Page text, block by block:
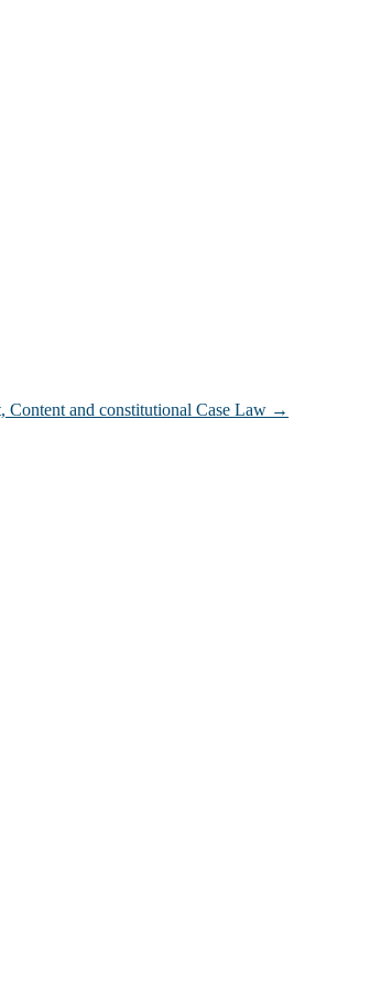
and constitutional Case Law →